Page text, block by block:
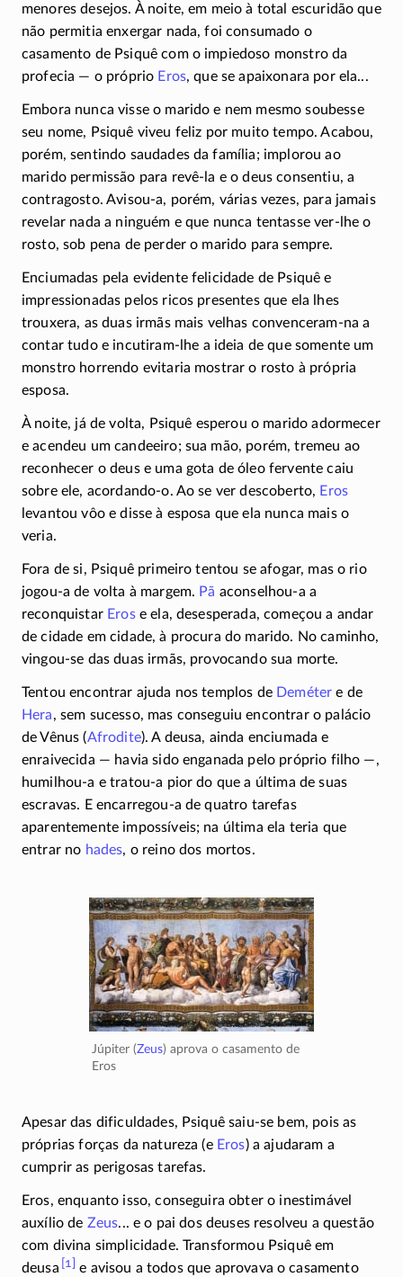
menores desejos. À noite, em meio à total escuridão que
não permitia enxergar nada, foi consumado o
casamento de Psiquê com o impiedoso monstro da
profecia — o próprio Eros, que se apaixonara por ela...
Embora nunca visse o marido e nem mesmo soubesse
seu nome, Psiquê viveu feliz por muito tempo. Acabou,
porém, sentindo saudades da família; implorou ao
marido permissão para revê-la e o deus consentiu, a
contragosto.Avisou-a, porém, várias vezes, para jamais
revelar nada a ninguém e que nunca tentassever-lhe o
rosto, sob pena de perder o marido para sempre.
Enciumadas pela evidente felicidade de Psiquê e
impressionadas pelos ricos presentes que ela lhes
trouxera, as duas irmãs mais velhas convenceram-na a
contar tudo e incutiram-lhe a ideia de que somente um
monstro horrendo evitaria mostrar o rosto à própria
esposa.
À noite, já de volta, Psiquê esperou o marido adormecer
e acendeu um candeeiro; sua mão, porém, tremeu ao
reconhecer o deus e uma gota de óleo fervente caiu
sobre ele, acordando-o. Ao se ver descoberto, Eros
levantou vôo e disse à esposa que ela nunca mais o
veria.
Fora de si, Psiquê primeiro tentou se afogar, mas o rio
jogou-a de volta à margem. Pã aconselhou-a a
reconquistar Erose ela, desesperada, começou a andar
de cidade em cidade, à procura do marido. No caminho,
vingou-se das duas irmãs, provocando sua morte.
Tentou encontrar ajuda nos templos de Deméter e de
Hera, sem sucesso, mas conseguiu encontrar o palácio
de Vênus (Afrodite). A deusa, ainda enciumada e
enraivecida — havia sido enganada pelo próprio filho —,
humilhou-a etratou-a pior do que a última de suas
escravas. E encarregou-a de quatro tarefas
aparentemente impossíveis; na última ela teria que
entrar no hades, o reino dos mortos.
Júpiter (Zeus) aprova o casamento de
Eros
Apesar das dificuldades, Psiquêsaiu-se bem, pois as
próprias forças da natureza (e Eros) a ajudaram a
cumprir as perigosas tarefas.
Eros, enquanto isso, conseguira obter o inestimável
auxílio de Zeus... e o pai dos deuses resolveu a questão
com divina simplicidade. Transformou Psiquê em
deusa [1]
e avisou a todos que aprovava o casamento